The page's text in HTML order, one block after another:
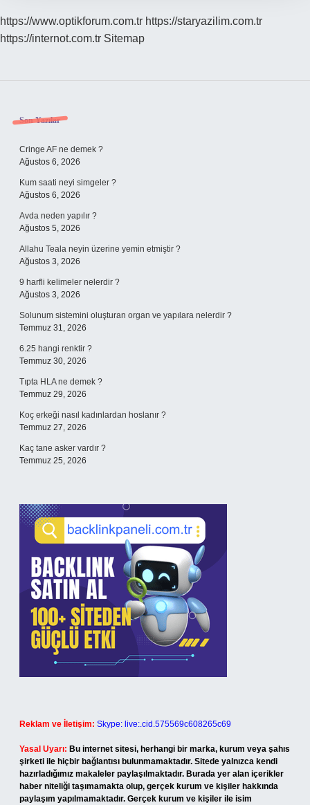
https://www.optikforum.com.tr https://staryazilim.com.tr
https://internot.com.tr Sitemap
Sidebar
Son Yazılar
Cringe AF ne demek ?
Ağustos 6, 2026
Kum saati neyi simgeler ?
Ağustos 6, 2026
Avda neden yapılır ?
Ağustos 5, 2026
Allahu Teala neyin üzerine yemin etmiştir ?
Ağustos 3, 2026
9 harfli kelimeler nelerdir ?
Ağustos 3, 2026
Solunum sistemini oluşturan organ ve yapılara nelerdir ?
Temmuz 31, 2026
6.25 hangi renktir ?
Temmuz 30, 2026
Tıpta HLA ne demek ?
Temmuz 29, 2026
Koç erkeği nasıl kadınlardan hoslanır ?
Temmuz 27, 2026
Kaç tane asker vardır ?
Temmuz 25, 2026
Reklam ve İletişim: Skype: live:.cid.575569c608265c69
Yasal Uyarı: Bu internet sitesi, herhangi bir marka, kurum veya şahıs
şirketi ile hiçbir bağlantısı bulunmamaktadır. Sitede yalnızca kendi
hazırladığımız makaleler paylaşılmaktadır. Burada yer alan içerikler
haber niteliği taşımamakta olup, gerçek kurum ve kişiler hakkında
paylaşım yapılmamaktadır. Gerçek kurum ve kişiler ile isim